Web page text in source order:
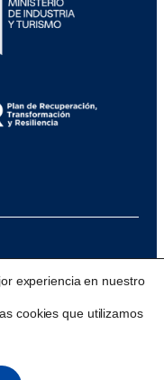
acceseo
experiencia en nuestro
cookies que utilizamos